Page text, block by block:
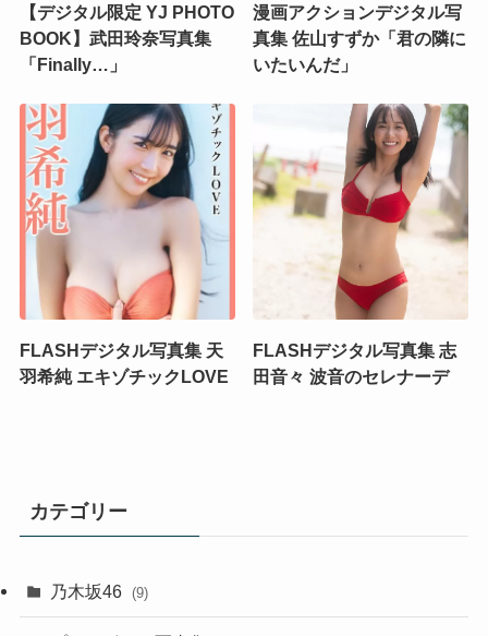
【デジタル限定 YJ PHOTO
BOOK】武田玲奈写真集
「Finally…」
漫画アクションデジタル写
真集 佐山すずか「君の隣に
いたいんだ」
FLASHデジタル写真集 天
羽希純 エキゾチックLOVE
FLASHデジタル写真集 志
田音々 波音のセレナーデ
カテゴリー
乃木坂46 (9)